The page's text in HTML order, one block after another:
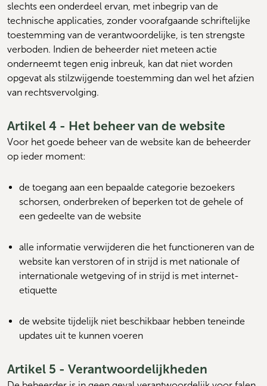
slechts een onderdeel ervan, met inbegrip van de
technische applicaties, zonder voorafgaande schriftelijke
toestemming van de verantwoordelijke, is ten strengste
verboden. Indien de beheerder niet meteen actie
onderneemt tegen enig inbreuk, kan dat niet worden
opgevat als stilzwijgende toestemming dan wel het afzien
van rechtsvervolging.
Artikel 4 - Het beheer van de website
Voor het goede beheer van de website kan de beheerder
op ieder moment:
de toegang aan een bepaalde categorie bezoekers
schorsen, onderbreken of beperken tot de gehele of
een gedeelte van de website
alle informatie verwijderen die het functioneren van de
website kan verstoren of in strijd is met nationale of
internationale wetgeving of in strijd is met internet-
etiquette
de website tijdelijk niet beschikbaar hebben teneinde
updates uit te kunnen voeren
Artikel 5 - Verantwoordelijkheden